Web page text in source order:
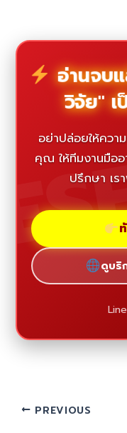
อ่านจบแ
วิจัย" เ
อย่าปล่อยให้ควา
คุณ ให้ทีมงานมือ
ปรึกษา เ
ดูบริ
PREVIOUS